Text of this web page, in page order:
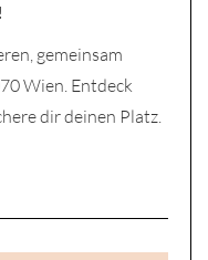
gemeinsam
Wien. Entdeck
dir deinen Platz.